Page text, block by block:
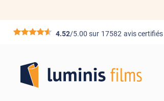
*****4.52/5.00 sur 17582 avis certifiés